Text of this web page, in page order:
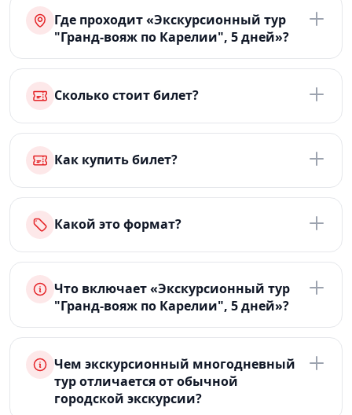
Где проходит «Экскурсионный тур
"Гранд-вояж по Карелии", 5 дней»?
Сколько стоит билет?
Как купить билет?
Какой это формат?
Что включает «Экскурсионный тур
"Гранд-вояж по Карелии", 5 дней»?
Чем экскурсионный многодневный
тур отличается от обычной
городской экскурсии?